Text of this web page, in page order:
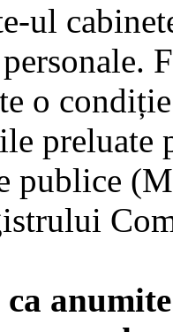
ul
o
preluate
publice